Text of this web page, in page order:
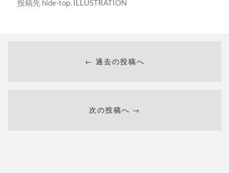
投稿先 hide-top, ILLUSTRATION
← 過去の投稿へ
次の投稿へ →